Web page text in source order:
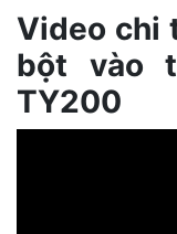
Video chi
bột vào
TY200